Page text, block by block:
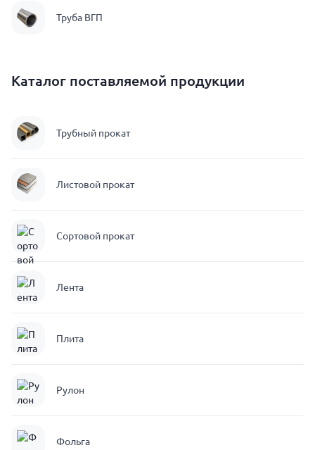
Труба ВГП
Каталог поставляемой продукции
Трубный прокат
Листовой прокат
Сортовой прокат
Лента
Плита
Рулон
Фольга